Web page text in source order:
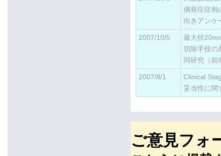
偶発症症例
向きアンケ
2007/10/5
最大径
切除手技の
同研究（前
2007/8/1
Clinical
妥当性に関